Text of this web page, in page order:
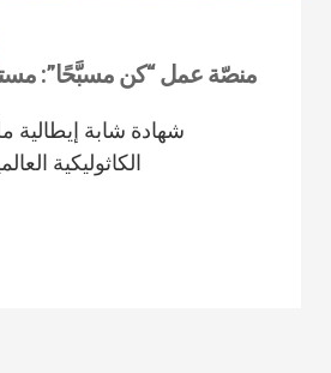
منصّة عمل “كن مسبَّحًا”:
شهادة شابة إيطالية
الكاثوليكية